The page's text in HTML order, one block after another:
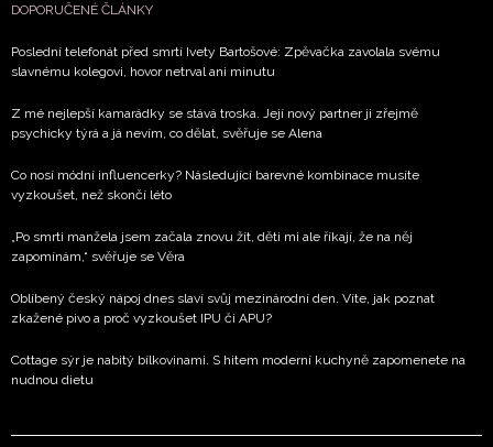
DOPORUČENÉ ČLÁNKY
Poslední telefonát před smrtí Ivety Bartošové: Zpěvačka zavolala svému
slavnému kolegovi, hovor netrval ani minutu
Z mé nejlepší kamarádky se stává troska. Její nový partner ji zřejmě
psychicky týrá a já nevím, co dělat, svěřuje se Alena
Co nosí módní influencerky? Následující barevné kombinace musíte
vyzkoušet, než skončí léto
„Po smrti manžela jsem začala znovu žít, děti mi ale říkají, že na něj
zapomínám,“ svěřuje se Věra
Oblíbený český nápoj dnes slaví svůj mezinárodní den. Víte, jak poznat
zkažené pivo a proč vyzkoušet IPU či APU?
Cottage sýr je nabitý bílkovinami. S hitem moderní kuchyně zapomenete na
nudnou dietu